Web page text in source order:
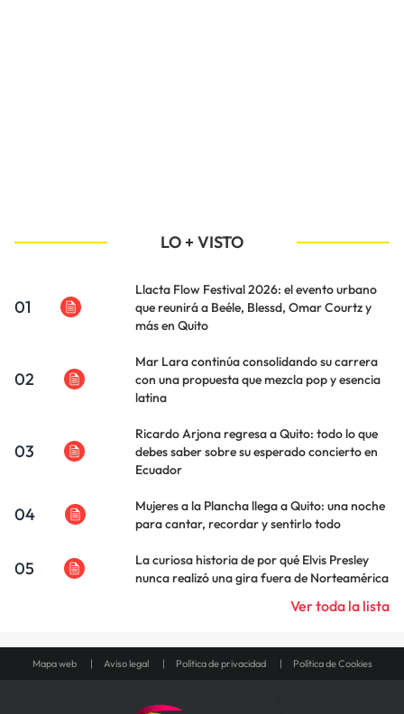
LO + VISTO
01
Llacta Flow Festival 2026: el evento urbano
que reunirá a Beéle, Blessd, Omar Courtz y
más en Quito
02
Mar Lara continúa consolidando su carrera
con una propuesta que mezcla pop y esencia
latina
03
Ricardo Arjona regresa a Quito: todo lo que
debes saber sobre su esperado concierto en
Ecuador
04
Mujeres a la Plancha llega a Quito: una noche
para cantar, recordar y sentirlo todo
05
La curiosa historia de por qué Elvis Presley
nunca realizó una gira fuera de Norteamérica
Ver toda la lista
Mapa web Aviso legal Política de privacidad Política de Cookies